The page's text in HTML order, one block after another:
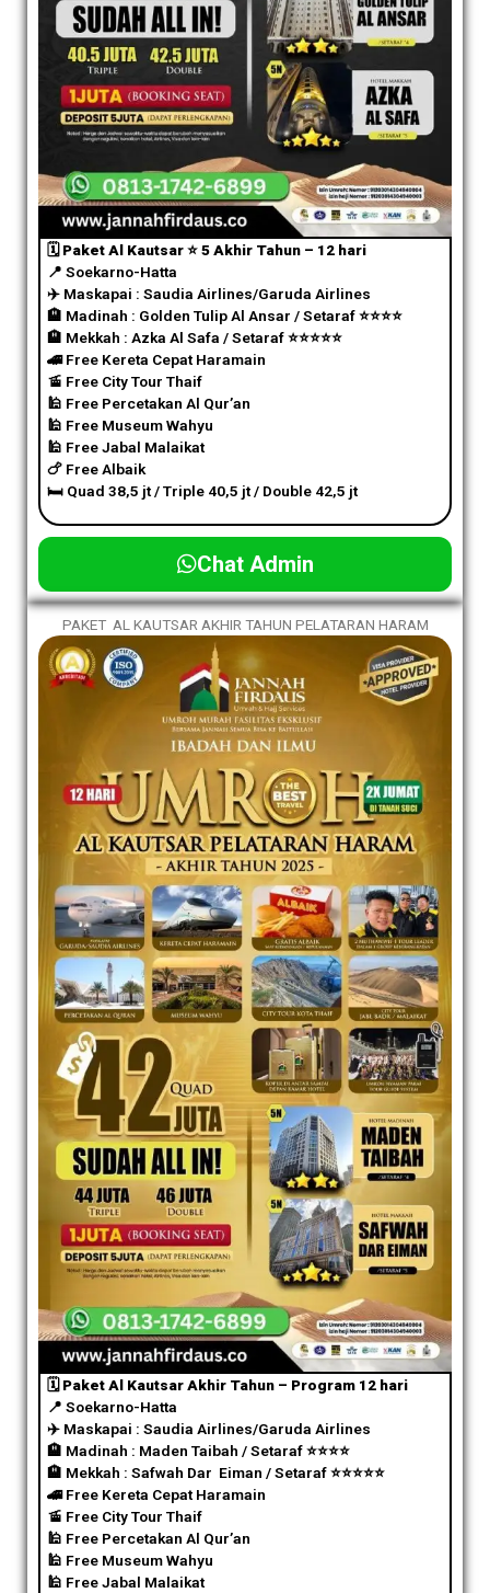
🗓️ Paket Al Kautsar ⭐️ 5 Akhir Tahun – 12 hari
📍 Soekarno-Hatta
✈️ Maskapai : Saudia Airlines/Garuda Airlines
🏨 Madinah : Golden Tulip Al Ansar / Setaraf⭐️⭐️⭐️⭐️
🏨 Mekkah : Azka Al Safa / Setaraf⭐️⭐️⭐️⭐️⭐️
🚄 Free Kereta Cepat Haramain
🚡 Free City Tour Thaif
🕌 Free Percetakan Al Qur’an
🕌 Free Museum Wahyu
🕌 Free Jabal Malaikat
🍗 Free Albaik
🛏️ Quad 38,5 jt / Triple 40,5 jt / Double 42,5 jt
Chat Admin
PAKET AL KAUTSAR AKHIR TAHUN PELATARAN HARAM
🗓️ Paket Al Kautsar Akhir Tahun – Program 12 hari
📍 Soekarno-Hatta
✈️ Maskapai : Saudia Airlines/Garuda Airlines
🏨 Madinah : Maden Taibah / Setaraf⭐️⭐️⭐️⭐️
🏨 Mekkah : Safwah Dar Eiman / Setaraf⭐️⭐️⭐️⭐️⭐️
🚄 Free Kereta Cepat Haramain
🚡 Free City Tour Thaif
🕌 Free Percetakan Al Qur’an
🕌 Free Museum Wahyu
🕌 Free Jabal Malaikat